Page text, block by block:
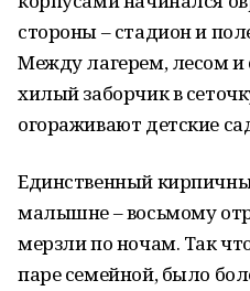
стороны – стадион и
Между лагерем, лесом и
хилый заборчик в
огораживают детские
Единственный
малышне – восьмому
мерзли по ночам. Так
паре семейной, было